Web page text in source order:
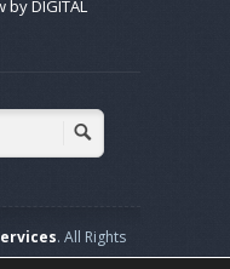
by DIGITAL
. All Rights